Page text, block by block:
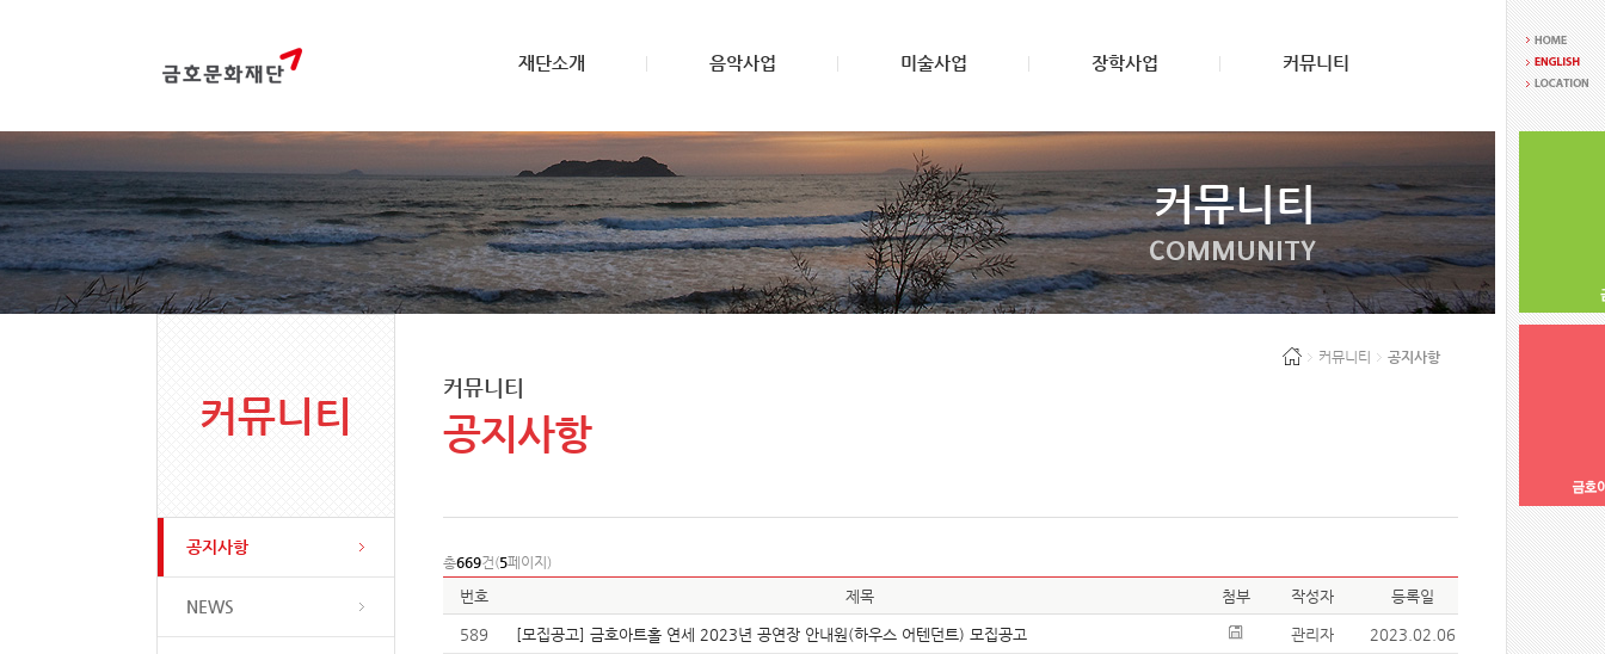
재단소개 음악사업 미술사업 장학사업 커뮤니티
커뮤니티
COMMUNITY
커뮤니티
공지사항
NEWS
커뮤니티 공지사항
커뮤니티
공지사항
총669건(5페이지)
번호 제목 첨부 작성자 등록일
589 [모집공고] 금호아트홀 연세 2023년 공연장 안내원(하우스 어텐던트) 모집공고 관리자 2023.02.06